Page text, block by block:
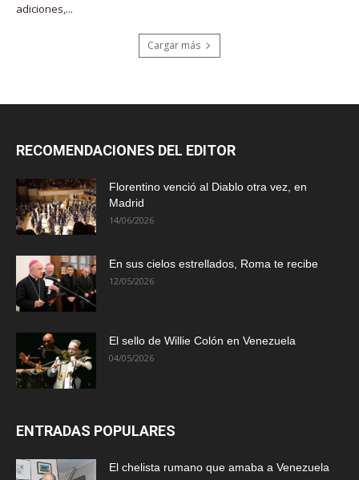
adiciones,...
Cargar más
RECOMENDACIONES DEL EDITOR
Florentino venció al Diablo otra vez, en
Madrid
14/06/2026
En sus cielos estrellados, Roma te recibe
12/05/2026
El sello de Willie Colón en Venezuela
04/05/2026
ENTRADAS POPULARES
El chelista rumano que amaba a Venezuela